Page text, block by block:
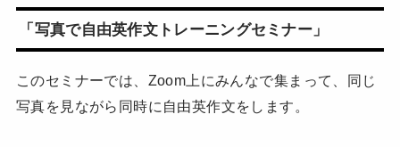
「写真で自由英作文トレーニングセミナー」
このセミナーでは、Zoom上にみんなで集まって、同じ
写真を見ながら同時に自由英作文をします。